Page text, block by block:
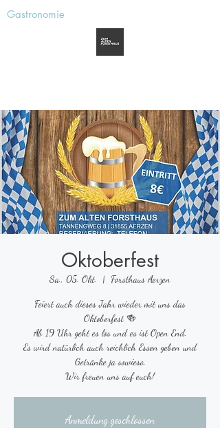
Gastronomie
Oktoberfest
Sa., 05. Okt.
  |
Forsthaus Aerzen
Feiert auch dieses Jahr wieder mit uns das
Oktoberfest 🍻
Ab 19 Uhr geht es los und es ist Open End.
Es wird natürlich auch reichlich Essen geben und
Getränke ja sowieso.
Wir freuen uns auf euch!
Anmeldung geschlossen